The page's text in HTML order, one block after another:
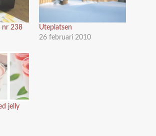
nr 238
Uteplatsen
26 februari 2010
jelly